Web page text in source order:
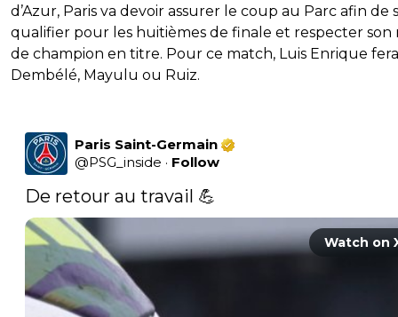
d’Azur, Paris va devoir assurer le coup au Parc afin de
qualifier pour les huitièmes de finale et respecter son
de champion en titre. Pour ce match, Luis Enrique
Dembélé, Mayulu ou Ruiz.
Paris Saint-Germain
@PSG_inside · Follow
De retour au travail 💪
Watch on